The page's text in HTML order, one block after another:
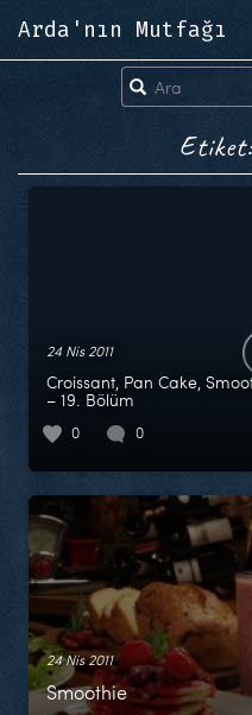
Arda'nın Mutfağı
24 Nis 2011
Croissant, Pan Cake,
– 19. Bölüm
0 0
24 Nis 2011
Smoothie